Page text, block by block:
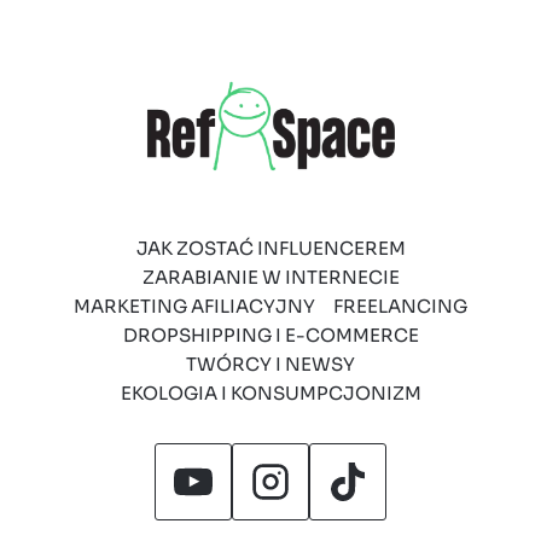
JAK ZOSTAĆ INFLUENCEREM
ZARABIANIE W INTERNECIE
MARKETING AFILIACYJNY
FREELANCING
DROPSHIPPING I E-COMMERCE
TWÓRCY I NEWSY
EKOLOGIA I KONSUMPCJONIZM